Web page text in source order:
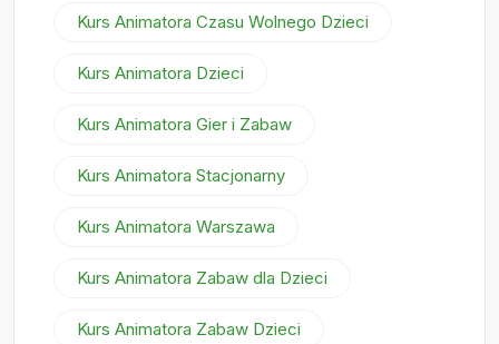
Kurs Animatora Czasu Wolnego Dzieci
Kurs Animatora Dzieci
Kurs Animatora Gier i Zabaw
Kurs Animatora Stacjonarny
Kurs Animatora Warszawa
Kurs Animatora Zabaw dla Dzieci
Kurs Animatora Zabaw Dzieci